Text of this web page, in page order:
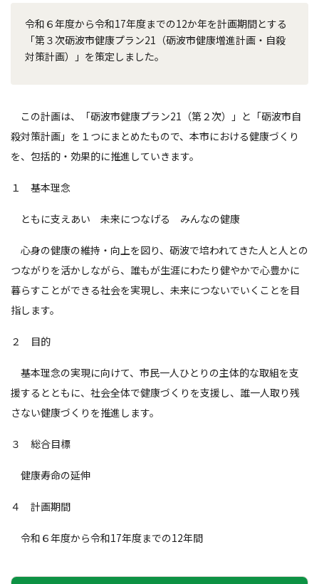
令和６年度から令和17年度までの12か年を計画期間とする
「第３次砺波市健康プラン21（砺波市健康増進計画・自殺
対策計画）」を策定しました。
この計画は、「砺波市健康プラン21（第２次）」と「砺波市自
殺対策計画」を１つにまとめたもので、本市における健康づくり
を、包括的・効果的に推進していきます。
１ 基本理念
ともに支えあい 未来につなげる みんなの健康
心身の健康の維持・向上を図り、砺波で培われてきた人と人との
つながりを活かしながら、誰もが生涯にわたり健やかで心豊かに
暮らすことができる社会を実現し、未来につないでいくことを目
指します。
２ 目的
基本理念の実現に向けて、市民一人ひとりの主体的な取組を支
援するとともに、社会全体で健康づくりを支援し、誰一人取り残
さない健康づくりを推進します。
３ 総合目標
健康寿命の延伸
４ 計画期間
令和６年度から令和17年度までの12年間